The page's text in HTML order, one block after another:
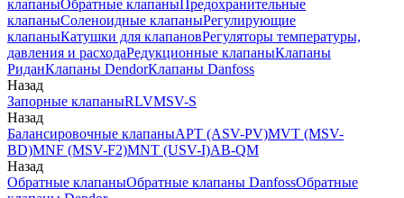
клапаныОбратные клапаныПредохранительные
клапаныСоленоидные клапаныРегулирующие
клапаныКатушки для клапановРегуляторы температуры,
давления и расходаРедукционные клапаныКлапаны
РиданКлапаны DendorКлапаны Danfoss
Назад
Запорные клапаныRLVMSV-S
Назад
Балансировочные клапаныAPT (ASV-PV)MVT (MSV-
BD)MNF (MSV-F2)MNT (USV-I)AB-QM
Назад
Обратные клапаныОбратные клапаны DanfossОбратные